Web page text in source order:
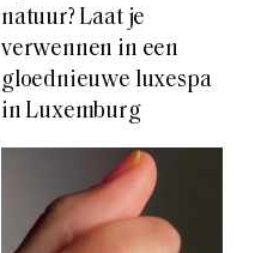
natuur? Laat je
verwennen in een
gloednieuwe luxespa
in Luxemburg